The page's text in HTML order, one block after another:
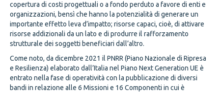
copertura di costi progettuali o a fondo perduto a favore di enti e
organizzazioni, bensì che hanno la potenzialità di generare un
importante effetto leva d’impatto; risorse capaci, cioè, di attivare
risorse addizionali da un lato e di produrre il rafforzamento
strutturale dei soggetti beneficiari dall’altro.
Come noto, da dicembre 2021 il PNRR (Piano Nazionale di Ripresa
e Resilienza) elaborato dall’Italia nel Piano Next Generation UE è
entrato nella fase di operatività con la pubblicazione di diversi
bandi in relazione alle 6 Missioni e 16 Componenti in cui è